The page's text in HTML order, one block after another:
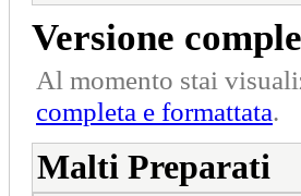
Versione
Al momento stai
completa e formattata.
Malti Preparati